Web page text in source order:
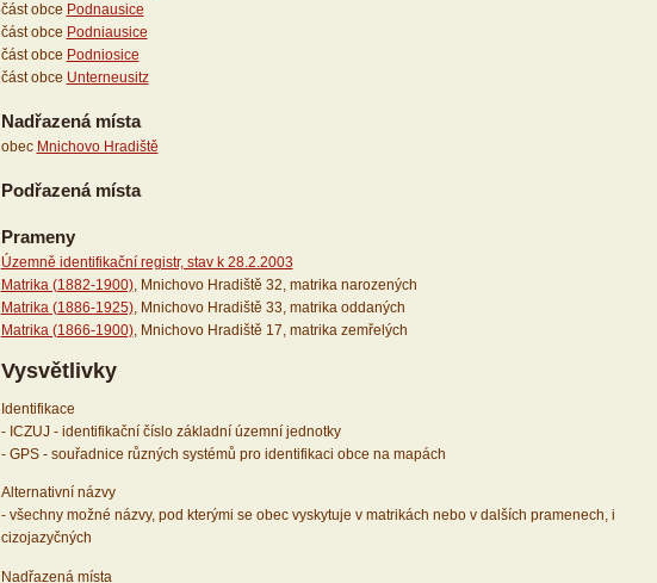
část obce Podnausice
část obce Podniausice
část obce Podniosice
část obce Unterneusitz
Nadřazená místa
obec Mnichovo Hradiště
Podřazená místa
Prameny
Územně identifikační registr, stav k 28.2.2003
Matrika (1882-1900), Mnichovo Hradiště 32, matrika narozených
Matrika (1886-1925), Mnichovo Hradiště 33, matrika oddaných
Matrika (1866-1900), Mnichovo Hradiště 17, matrika zemřelých
Vysvětlivky
Identifikace
- ICZUJ - identifikační číslo základní územní jednotky
- GPS - souřadnice různých systémů pro identifikaci obce na mapách
Alternativní názvy
- všechny možné názvy, pod kterými se obec vyskytuje v matrikách nebo v dalších pramenech, i
cizojazyčných
Nadřazená místa